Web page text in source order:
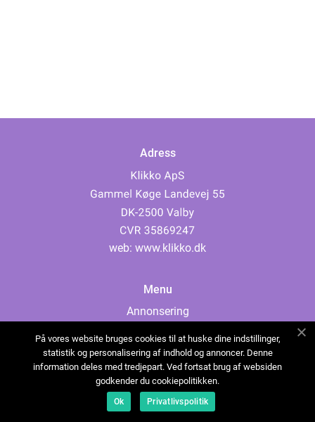
Adress
web: www.klikko.dk
Menu
Annonsering
Cookies
Kontakta oss
Sitemap
På vores website bruges cookies til at huske dine indstillinger,
statistik og personalisering af indhold og annoncer. Denne
information deles med tredjepart. Ved fortsat brug af websiden
godkender du cookiepolitikken.
Ok Privatlivspolitik